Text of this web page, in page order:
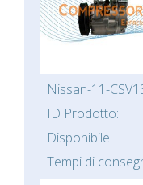
Nissan-11-
ID Prodotto:
Disponibile:
Tempi di